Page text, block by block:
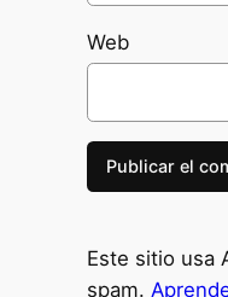
Web
Este sitio usa
spam.